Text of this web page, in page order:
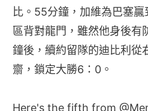
比。55分鐘，加維為巴塞
區背對龍門，雖然他身後有
鐘後，續約留隊的迪比利從
齋，鎖定大勝6：0。
Here's the fifth from